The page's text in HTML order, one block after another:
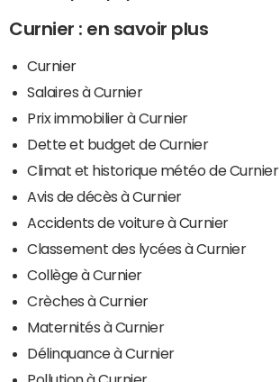
Curnier : en savoir plus
Curnier
Salaires à Curnier
Prix immobilier à Curnier
Dette et budget de Curnier
Climat et historique météo de Curnier
Avis de décès à Curnier
Accidents de voiture à Curnier
Classement des lycées à Curnier
Collège à Curnier
Crèches à Curnier
Maternités à Curnier
Délinquance à Curnier